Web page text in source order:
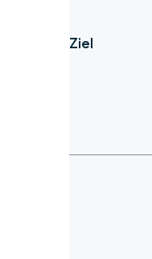
Unser Ziel